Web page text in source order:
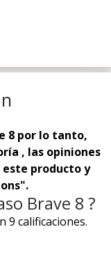
8 por lo tanto,
, las opiniones
producto y
Brave 8 ?
9 calificaciones.